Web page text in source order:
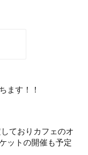
ます！！
ておりカフェのオ
ットの開催も予定